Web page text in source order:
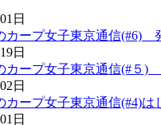
日
カープ女子東京通信(#6)
日
カープ女子東京通信(#５
日
カープ女子東京通信(#4)
日